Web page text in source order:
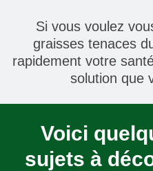
Si vous voulez
graisses tenaces
rapidement votre
solution que
Voici
sujets à